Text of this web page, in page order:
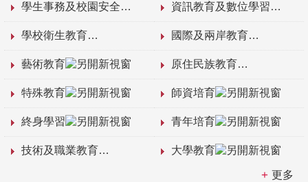
學生事務及校園安全 資訊教育及數位學習
學校衛生教育 國際及兩岸教育
藝術教育 原住民族教育
特殊教育 師資培育
終身學習 青年培育
技術及職業教育 大學教育
更多